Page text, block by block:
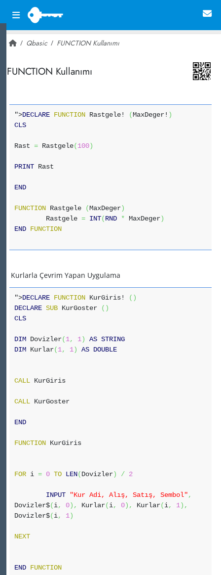
Qbasic FUNCTION Kullanımı
FUNCTION Kullanımı
">DECLARE FUNCTION Rastgele! (MaxDeger! )
CLS
Rast = Rastgele(100)
PRINT Rast
END
FUNCTION Rastgele (MaxDeger)
Rastgele = INT(RND * MaxDeger)
END FUNCTION
Kurlarla Çevrim Yapan Uygulama
">DECLARE FUNCTION KurGiris! ( )
DECLARE SUB KurGoster ( )
CLS
DIM Dovizler(1, 1) AS STRING
DIM Kurlar(1, 1) AS DOUBLE
CALL KurGiris
CALL KurGoster
END
FUNCTION KurGiris
FOR i = 0 TO LEN(Dovizler) / 2
INPUT "Kur Adi, Alış, Satış, Sembol",
Dovizler$(i, 0) , Kurlar(i, 0) , Kurlar(i, 1) ,
Dovizler$(i, 1)
NEXT
END FUNCTION